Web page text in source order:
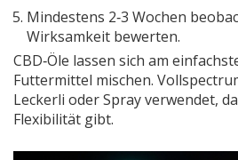
Mindestens 2‑3 Wochen
Wirksamkeit bewerten.
CBD‑Öle lassen sich am
Futtermittel mischen.
Leckerli oder Spray verwendet,
Flexibilität gibt.